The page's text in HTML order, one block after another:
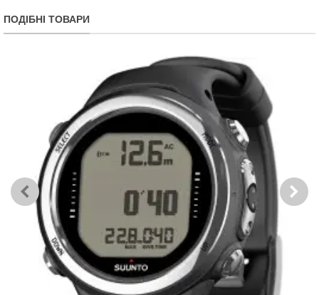
ПОДІБНІ ТОВАРИ